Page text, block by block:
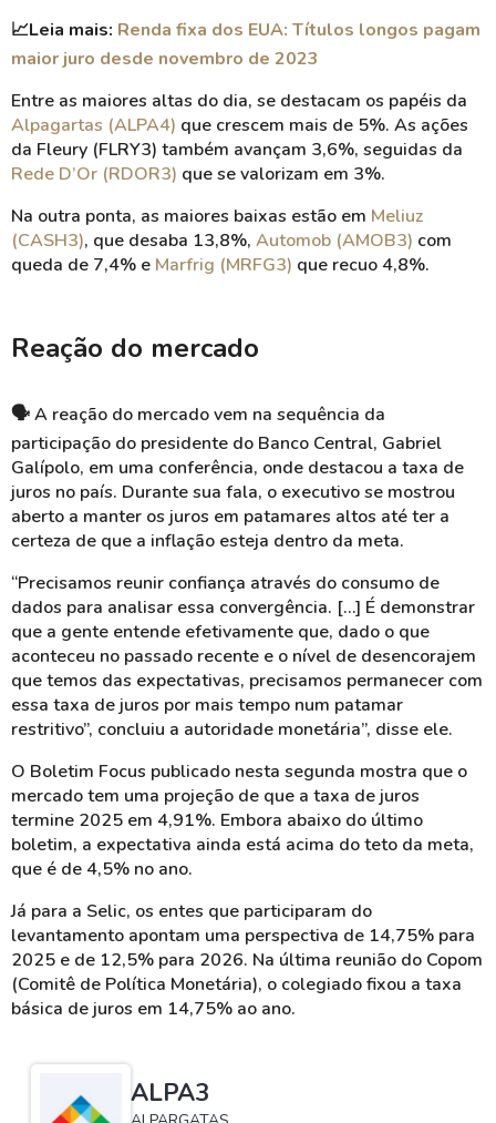
📈Leia mais: Renda fixa dos EUA: Títulos longos pagam
maior juro desde novembro de 2023
Entre as maiores altas do dia, se destacam os papéis da
Alpagartas (ALPA4) que crescem mais de 5%. As ações
da Fleury (FLRY3) também avançam 3,6%, seguidas da
Rede D’Or (RDOR3) que se valorizam em 3%.
Na outra ponta, as maiores baixas estão em Meliuz
(CASH3), que desaba 13,8%, Automob (AMOB3) com
queda de 7,4% e Marfrig (MRFG3) que recuo 4,8%.
Reação do mercado
🗣 A reação do mercado vem na sequência da
participação do presidente do Banco Central, Gabriel
Galípolo, em uma conferência, onde destacou a taxa de
juros no país. Durante sua fala, o executivo se mostrou
aberto a manter os juros em patamares altos até ter a
certeza de que a inflação esteja dentro da meta.
“Precisamos reunir confiança através do consumo de
dados para analisar essa convergência. […] É demonstrar
que a gente entende efetivamente que, dado o que
aconteceu no passado recente e o nível de desencorajem
que temos das expectativas, precisamos permanecer com
essa taxa de juros por mais tempo num patamar
restritivo”, concluiu a autoridade monetária”, disse ele.
O Boletim Focus publicado nesta segunda mostra que o
mercado tem uma projeção de que a taxa de juros
termine 2025 em 4,91%. Embora abaixo do último
boletim, a expectativa ainda está acima do teto da meta,
que é de 4,5% no ano.
Já para a Selic, os entes que participaram do
levantamento apontam uma perspectiva de 14,75% para
2025 e de 12,5% para 2026. Na última reunião do Copom
(Comitê de Política Monetária), o colegiado fixou a taxa
básica de juros em 14,75% ao ano.
ALPA3